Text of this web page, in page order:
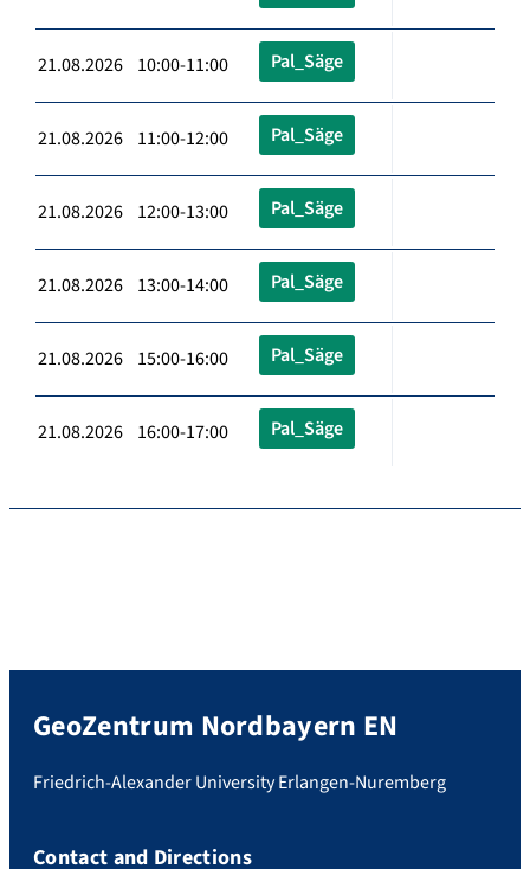
21.08.2026 10:00-11:00 Pal_Säge
21.08.2026 11:00-12:00 Pal_Säge
21.08.2026 12:00-13:00 Pal_Säge
21.08.2026 13:00-14:00 Pal_Säge
21.08.2026 15:00-16:00 Pal_Säge
21.08.2026 16:00-17:00 Pal_Säge
GeoZentrum Nordbayern EN
Friedrich-Alexander University Erlangen-Nuremberg
Contact and Directions